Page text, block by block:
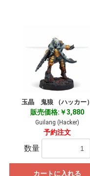
玉晶 鬼狼 （ハッカー）
販売価格:￥3,880
Guilang (Hacker)
予約注文
数量
カートに入れる